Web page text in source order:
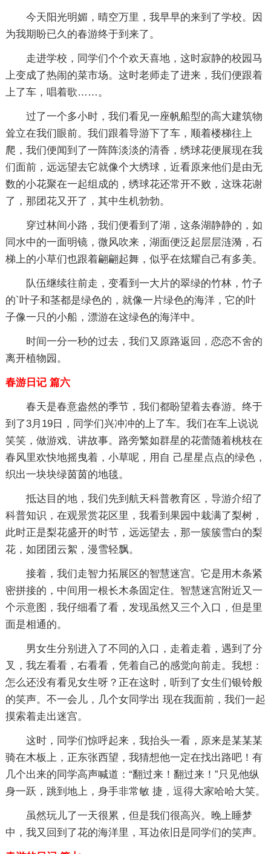
今天阳光明媚，晴空万里，我早早的来到了学校。因
为我期盼已久的春游终于到来了。
走进学校，同学们个个欢天喜地，这时寂静的校园马
上变成了热闹的菜市场。这时老师走了进来，我们便跟着
上了车，唱着歌……。
过了一个多小时，我们看见一座帆船型的高大建筑物
耸立在我们眼前。我们跟着导游下了车，顺着楼梯往上
爬，我们便闻到了一阵阵淡淡的清香，绣球花便展现在我
们面前，远远望去它就像个大绣球，近看原来他们是由无
数的小花聚在一起组成的，绣球花还常开不败，这珠花谢
了，那团花又开了，其中生机勃勃。
穿过林间小路，我们便看到了湖，这条湖静静的，如
同水中的一面明镜，微风吹来，湖面便泛起层层涟漪，石
梯上的小草们也跟着翩翩起舞，似乎在炫耀自己有多美。
队伍继续往前走，变看到一大片的翠绿的竹林，竹子
的`叶子和茎都是绿色的，就像一片绿色的海洋，它的叶
子像一只的小船，漂游在这绿色的海洋中。
时间一分一秒的过去，我们又原路返回，恋恋不舍的
离开植物园。
春游日记 篇六
春天是春意盎然的季节，我们都盼望着去春游。终于
到了3月19日，同学们兴冲冲的上了车。我们在车上说说
笑笑，做游戏、讲故事。路旁繁如群星的花蕾随着桃枝在
春风里欢快地摇曳着，小草呢，用自 己星星点点的绿色，
织出一块块绿茵茵的地毯。
抵达目的地，我们先到航天科普教育区，导游介绍了
科普知识，在观景赏花区里，我看到果园中栽满了梨树，
此时正是梨花盛开的时节，远远望去，那一簇簇雪白的梨
花，如团团云絮，漫雪轻飘。
接着，我们走智力拓展区的智慧迷宫。它是用木条紧
密拼接的，中间用一根长木条固定住。智慧迷宫附近又一
个示意图，我仔细看了看，发现虽然又三个入口，但是里
面是相通的。
男女生分别进入了不同的入口，走着走着，遇到了分
叉，我左看看，右看看，凭着自己的感觉向前走。我想：
怎么还没有看见女生呀？正在这时，听到了女生们银铃般
的笑声。不一会儿，几个女同学出 现在我面前，我们一起
摸索着走出迷宫。
这时，同学们惊呼起来，我抬头一看，原来是某某某
骑在木板上，正东张西望，我猜想他一定在找出路吧！有
几个出来的同学高声喊道：“翻过来！翻过来！”只见他纵
身一跃，跳到地上，身手非常敏 捷，逗得大家哈哈大笑。
虽然玩儿了一天很累，但是我们很高兴。晚上睡梦
中，我又回到了花的海洋里，耳边依旧是同学们的笑声。